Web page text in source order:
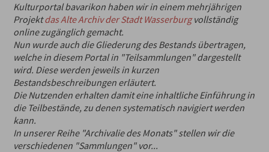
Kulturportal bavarikon haben wir in einem mehrjährigen
Projektdas Alte Archiv der Stadt Wasserburgvollständig
online zugänglich gemacht.
Nun wurde auch die Gliederung des Bestands übertragen,
welche in diesem Portal in "Teilsammlungen" dargestellt
wird. Diese werden jeweils in kurzen
Bestandsbeschreibungen erläutert.
Die Nutzenden erhalten damit eine inhaltliche Einführung in
die Teilbestände, zu denen systematisch navigiert werden
kann.
In unserer Reihe "Archivalie des Monats" stellen wir die
verschiedenen "Sammlungen" vor...